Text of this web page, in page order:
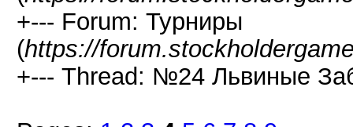
+--- Forum: Турниры
(https://
+--- Thread: №24 Львиные